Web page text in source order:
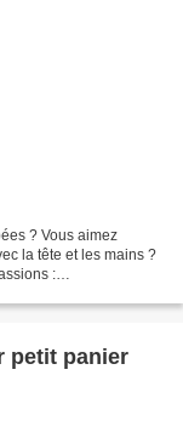
? Vous aimez
la tête et les mains ?
:
petit panier